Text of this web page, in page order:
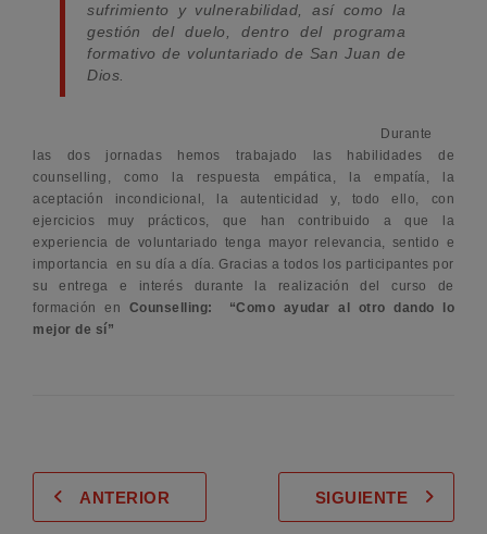
sufrimiento y vulnerabilidad, así como la
gestión del duelo, dentro del programa
formativo de voluntariado de San Juan de
Dios.
Durante
las dos jornadas hemos trabajado las habilidades de
counselling, como la respuesta empática, la empatía, la
aceptación incondicional, la autenticidad y, todo ello, con
ejercicios muy prácticos, que han contribuido a que la
experiencia de voluntariado tenga mayor relevancia, sentido e
importancia en su día a día. Gracias a todos los participantes por
su entrega e interés durante la realización del curso de
formación en Counselling: “Como ayudar al otro dando lo
mejor de sí”
ANTERIOR SIGUIENTE